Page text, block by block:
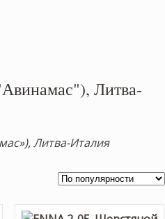
Литва-
Литва-Италия